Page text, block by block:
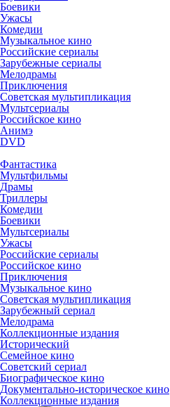
Боевики
Ужасы
Комедии
Музыкальное кино
Российские сериалы
Зарубежные сериалы
Мелодрамы
Приключения
Советская мультипликация
Мультсериалы
Российское кино
Анимэ
DVD
Фантастика
Мультфильмы
Драмы
Триллеры
Комедии
Боевики
Мультсериалы
Ужасы
Российские сериалы
Российское кино
Приключения
Музыкальное кино
Советская мультипликация
Зарубежный сериал
Мелодрама
Коллекционные издания
Исторический
Семейное кино
Советский сериал
Биографическое кино
Документально-историческое кино
Коллекционные издания